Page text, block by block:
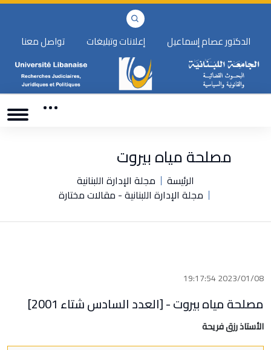
الدكتور عصام إسماعيل إعلانات وتبليغات تواصل معنا
مصلحة مياه بيروت
الرئيسة
مجلة الإدارة اللبنانية
مجلة الإدارة اللبنانية - مقالات مختارة
2023/01/08 19:17:54
مصلحة مياه بيروت - [العدد السادس شتاء 2001]
الأستاذ رزق فريحة